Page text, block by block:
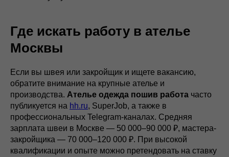
Где искать работу в ателье
Москвы
Если вы швея или закройщик и ищете вакансию,
обратите внимание на крупные ателье и
производства. Ателье одежда пошив работа часто
публикуется на hh.ru, SuperJob, а также в
профессиональных Telegram-каналах. Средняя
зарплата швеи в Москве — 50 000–90 000 ₽, мастера-
закройщика — 70 000–120 000 ₽. При высокой
квалификации и опыте можно претендовать на ставку